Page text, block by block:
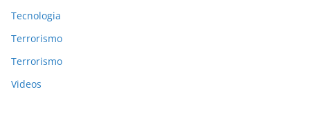
Tecnologia
Terrorismo
Terrorismo
Videos